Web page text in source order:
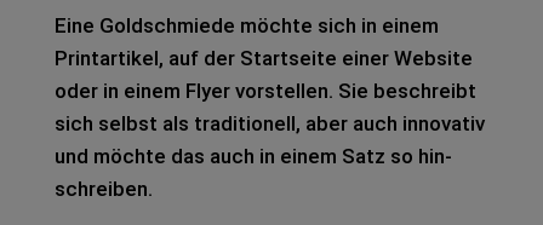
Eine Gold­schmie­de möch­te sich in einem
Print­ar­ti­kel, auf der Start­sei­te einer Web­site
oder in einem Flyer vor­stel­len. Sie beschreibt
sich selbst als tra­di­tio­nell, aber auch inno­va­tiv
und möch­te das auch in einem Satz so hin­
schrei­ben.